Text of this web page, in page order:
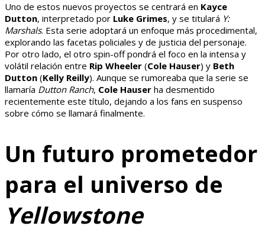
Uno de estos nuevos proyectos se centrará en Kayce
Dutton, interpretado por Luke Grimes, y se titulará Y:
Marshals. Esta serie adoptará un enfoque más procedimental,
explorando las facetas policiales y de justicia del personaje.
Por otro lado, el otro spin-off pondrá el foco en la intensa y
volátil relación entre Rip Wheeler (Cole Hauser) y Beth
Dutton (Kelly Reilly). Aunque se rumoreaba que la serie se
llamaría Dutton Ranch, Cole Hauser ha desmentido
recientemente este título, dejando a los fans en suspenso
sobre cómo se llamará finalmente.
Un futuro prometedor
para el universo de
Yellowstone